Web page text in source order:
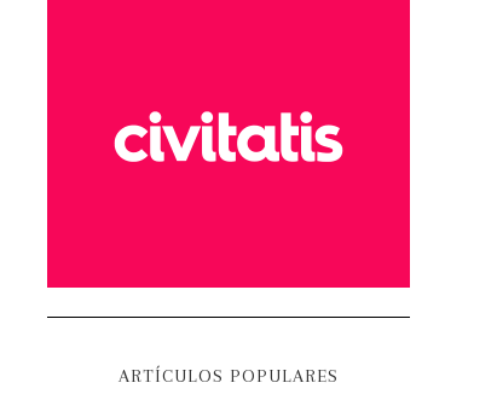
ARTÍCULOS POPULARES